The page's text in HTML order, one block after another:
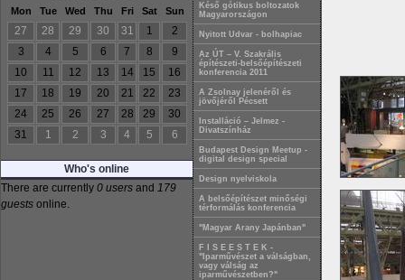
Mon Tue Wed Thu Fri Sat Sun
27 28 29 30 31 1
2
3
4 5 6 7 8
9
10
11 12 13 14 15
16
17
18 19 20 21 22
23
24
25 26 27 28 29
30
31
1 2 3 4 5 6
Who's online
There are currently 0 users and 179
guests online.
Késő gótikus boltozatok
Magyarországon
Nyitott Udvar - bolhapiac
Az ÚT – V. Szakrális
építészeti-belsőépítészeti
konferencia 2011
A Zsolnay jelenéről és
jövőjéről Pécsett
Installáció – Jelmez -
Divatszínház
Budapest Design Meetup -
digital design special
Design nyelviskola
A belsőépítészet minőségi
térformálás konferencia
"Magyar Arany Japánban"
F I S E E S T E K -
"Iparművészet a válságban,
vagy válság az
iparművészetben?"